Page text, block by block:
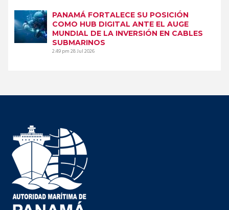
PANAMÁ FORTALECE SU POSICIÓN
COMO HUB DIGITAL ANTE EL AUGE
MUNDIAL DE LA INVERSIÓN EN CABLES
SUBMARINOS
2:49 pm28 Jul 2026